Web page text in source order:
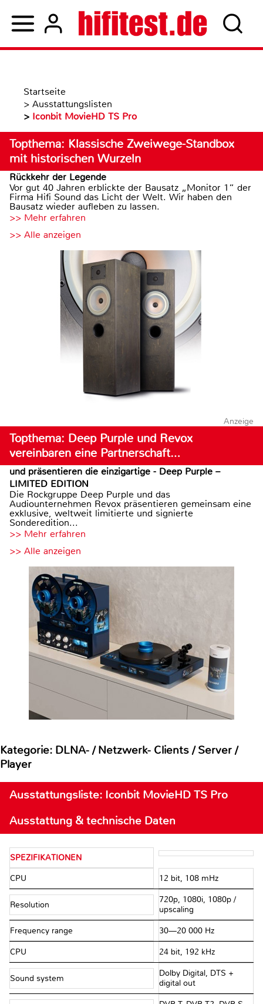
Startseite
> Ausstattungslisten
> Iconbit MovieHD TS Pro
Topthema: Klassische Zweiwege-Standbox
mit historischen Wurzeln
Rückkehr der Legende
Vor gut 40 Jahren erblickte der Bausatz „Monitor 1“ der
Firma Hifi Sound das Licht der Welt. Wir haben den
Bausatz wieder aufleben zu lassen.
>> Mehr erfahren
>> Alle anzeigen
Anzeige
Topthema: Deep Purple und Revox
vereinbaren eine Partnerschaft…
und präsentieren die einzigartige - Deep Purple –
LIMITED EDITION
Die Rockgruppe Deep Purple und das
Audiounternehmen Revox präsentieren gemeinsam eine
exklusive, weltweit limitierte und signierte
Sonderedition...
>> Mehr erfahren
>> Alle anzeigen
Kategorie: DLNA- / Netzwerk- Clients / Server /
Player
Ausstattungsliste: Iconbit MovieHD TS Pro
Ausstattung & technische Daten
SPEZIFIKATIONEN
CPU 12 bit, 108 mHz
Resolution
720p, 1080i, 1080p /
upscaling
Frequency range 30—20 000 Hz
CPU 24 bit, 192 kHz
Sound system
Dolby Digital, DTS +
digital out